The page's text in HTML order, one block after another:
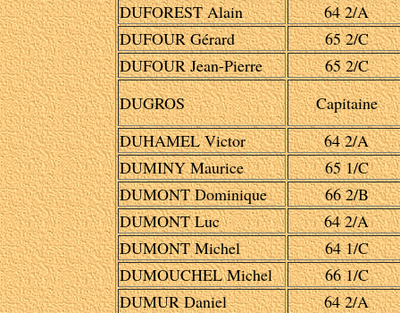
DUFOREST Alain
64 2/A
DUFOUR Gérard
65 2/C
DUFOUR Jean-Pierre
65 2/C
DUGROS
Capitaine
DUHAMEL Victor
64 2/A
DUMINY Maurice
65 1/C
DUMONT Dominique
66 2/B
DUMONT Luc
64 2/A
DUMONT Michel
64 1/C
DUMOUCHEL Michel
66 1/C
DUMUR Daniel
64 2/A